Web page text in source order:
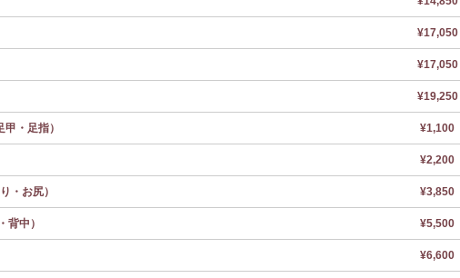
¥17,050
¥17,050
¥19,250
・足指） ¥1,100
¥2,200
・お尻） ¥3,850
中） ¥5,500
¥6,600